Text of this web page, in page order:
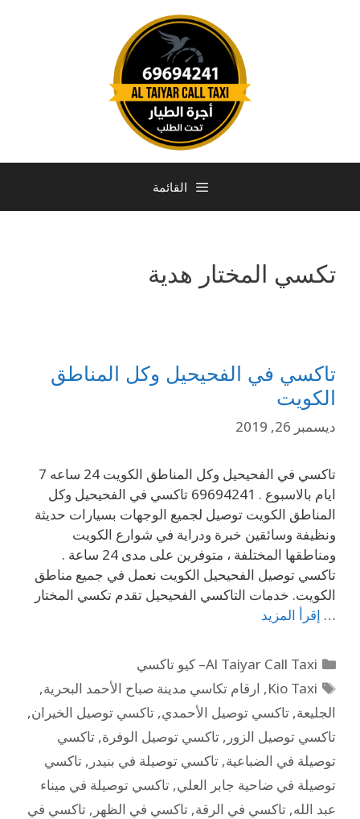
القائمة
تكسي المختار هدية
تاكسي في الفحيحيل وكل المناطق
الكويت
ديسمبر 26, 2019
تاكسي في الفحيحيل وكل المناطق الكويت 24 ساعه 7
ايام بالاسبوع . 69694241 تاكسي في الفحيحيل وكل
المناطق الكويت توصيل لجميع الوجهات بسيارات حديثة
ونظيفة وسائقين خبرة ودراية في شوارع الكويت
ومناطقها المختلفة ، متوفرين على مدى 24 ساعة .
تاكسي توصيل الفحيحيل الكويت نعمل في جميع مناطق
الكويت. خدمات التاكسي الفحيحيل تقدم تكسي المختار
… إقرأ المزيد
Al Taiyar Call Taxi– كيو تاكسي
Kio Taxi
, ارقام تكاسي مدينة صباح الأحمد البحرية,
الجليعة, تاكسي توصيل الأحمدي, تاكسي توصيل الخيران,
تاكسي توصيل الزور , تاكسي توصيل الوفرة, تاكسي
توصيلة في الضباعية, تاكسي توصيلة في بنيدر , تاكسي
توصيلة في ضاحية جابر العلي, تاكسي توصيلة في ميناء
عبد الله, تاكسي في الرقة, تاكسي في الظهر , تاكسي في